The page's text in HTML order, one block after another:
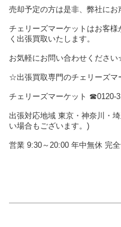
売却予定の方は是非、弊社にお
チェリーズマーケットはお客
く出張買取いたします。
お気軽にお問い合わせくださ
☆出張買取専門のチェリーズ
チェリーズマーケット ☎︎0120-
出張対応地域 東京・神奈川・
い場合もございます。)
営業 9:30～20:00 年中無休 完全